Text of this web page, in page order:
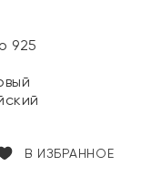
925
В ИЗБРАННОЕ